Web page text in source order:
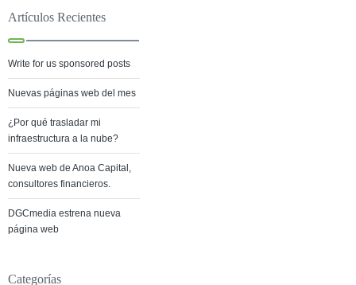
Artículos Recientes
Write for us sponsored posts
Nuevas páginas web del mes
¿Por qué trasladar mi
infraestructura a la nube?
Nueva web de Anoa Capital,
consultores financieros.
DGCmedia estrena nueva
página web
Categorías